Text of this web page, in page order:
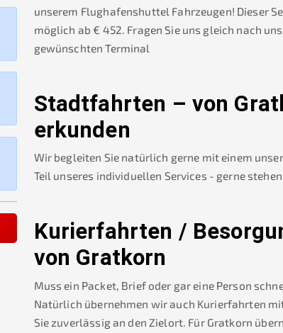
unserem Flughafenshuttel Fahrzeugen! Dieser
möglich ab € 452. Fragen Sie uns gleich nach
gewünschten Terminal
Stadtfahrten – von
erkunden
Wir begleiten Sie natürlich gerne mit einem
Teil unseres individuellen Services - gerne
Kurierfahrten /
von Gratkorn
Muss ein Packet, Brief oder gar eine Person
Natürlich übernehmen wir auch Kurierfahrten
Sie zuverlässig an den Zielort. Für Gratkorn